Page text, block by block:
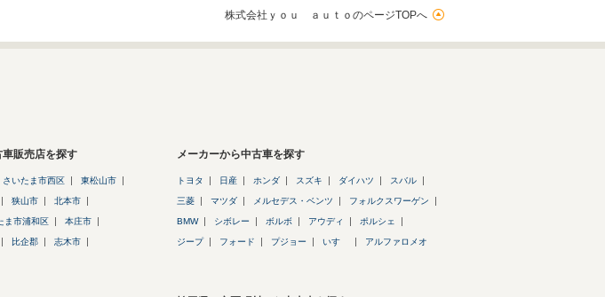
株式会社ｙｏｕ ａｕｔｏのページTOPへ
販売店を探す
さいたま市西区 東松山市
狭山市 北本市
ま市浦和区 本庄市
比企郡 志木市
メーカーから中古車を探す
トヨタ 日産 ホンダ スズキ ダイハツ スバル
三菱 マツダ メルセデス・ベンツ フォルクスワーゲン
BMW シボレー ボルボ アウディ ポルシェ
ジープ フォード プジョー いすゞ アルファロメオ